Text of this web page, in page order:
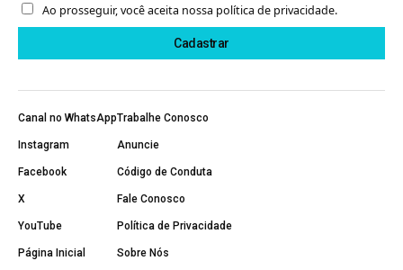
Ao prosseguir, você aceita nossa política de privacidade.
Canal no WhatsApp
Instagram
Facebook
X
YouTube
Página Inicial
Trabalhe Conosco
Anuncie
Código de Conduta
Fale Conosco
Política de Privacidade
Sobre Nós